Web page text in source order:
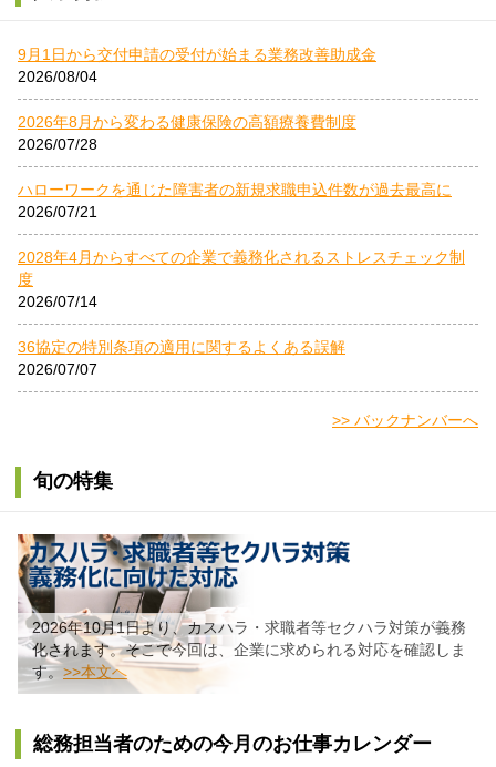
9月1日から交付申請の受付が始まる業務改善助成金
2026/08/04
2026年8月から変わる健康保険の高額療養費制度
2026/07/28
ハローワークを通じた障害者の新規求職申込件数が過去最高に
2026/07/21
2028年4月からすべての企業で義務化されるストレスチェック制
度
2026/07/14
36協定の特別条項の適用に関するよくある誤解
2026/07/07
>> バックナンバーへ
旬の特集
2026年10月1日より、カスハラ・求職者等セクハラ対策が義務
化されます。そこで今回は、企業に求められる対応を確認しま
す。 >>本文へ
総務担当者のための今月のお仕事カレンダー